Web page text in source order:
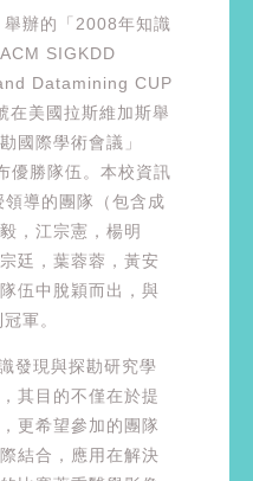
辦的「2008年知識
SIGKDD
Datamining CUP
美國拉斯維加斯舉
國際學術會議」
優勝隊伍。本校資訊
導的團隊（包含成
，江宗憲，楊明
廷，葉蓉蓉，黃安
伍中脫穎而出，與
軍。
發現與探勘研究學
其目的不僅在於提
更希望參加的團隊
結合，應用在解決